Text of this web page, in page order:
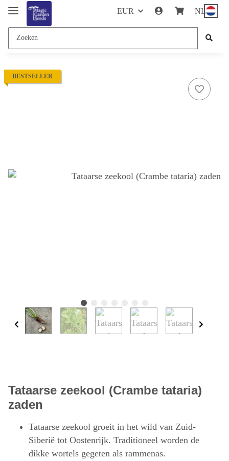
EUR NL
BESTSELLER
Tataarse zeekool (Crambe tataria)
zaden
Tataarse zeekool groeit in het wild van Zuid-
Siberië tot Oostenrijk. Traditioneel worden de
dikke wortels gegeten als rammenas.